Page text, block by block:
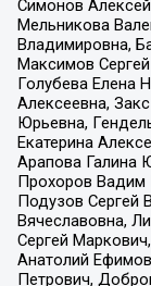
Симонов
Мельникова
Владимировна,
Максимов
Голубева Елена
Алексеевна,
Юрьевна,
Екатерина
Арапова Галина
Прохоров Вадим
Подузов Сергей
Вячеславовна,
Сергей
Анатолий
Петрович,